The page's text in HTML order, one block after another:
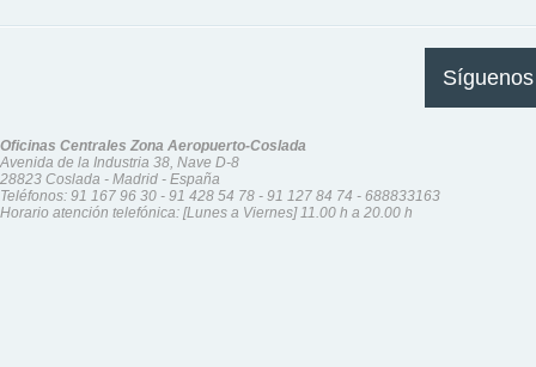
Oficinas Centrales Zona Aeropuerto-Coslada
Avenida de la Industria 38, Nave D-8
28823 Coslada - Madrid - España
Teléfonos: 91 167 96 30 - 91 428 54 78 - 91 127 84 74 - 688833163
Horario atención telefónica: [Lunes a Viernes] 11.00 h a 20.00 h